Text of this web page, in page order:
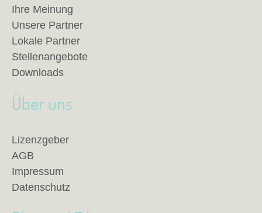
Ihre Meinung
Unsere Partner
Lokale Partner
Stellenangebote
Downloads
Über uns
Lizenzgeber
AGB
Impressum
Datenschutz